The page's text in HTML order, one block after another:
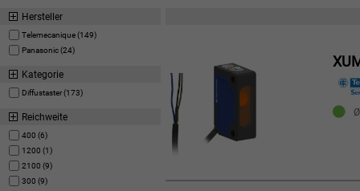
Hersteller
Telemecanique (149)
Panasonic (24)
Kategorie
Diffustaster (173)
Reichweite
400 (6)
1200 (1)
2100 (9)
300 (9)